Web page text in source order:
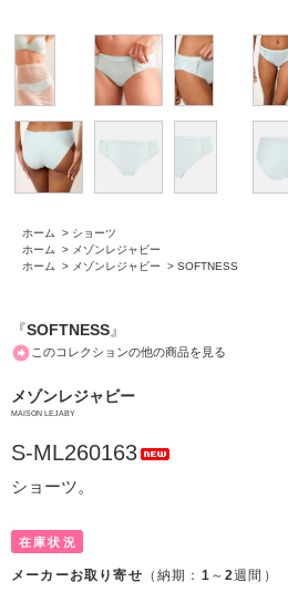
ホーム > ショーツ
ホーム
> メゾンレジャビー
ホーム
> メゾンレジャビー > SOFTNESS
『SOFTNESS』
このコレクションの他の商品を見る
メゾンレジャビー
MAISON LEJABY
S-ML260163
ショーツ。
在庫状況
メーカーお取り寄せ （納期： 1 ～2週間）